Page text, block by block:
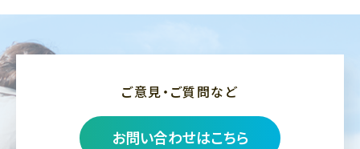
ご意見・ご質問など
お問い合わせはこちら